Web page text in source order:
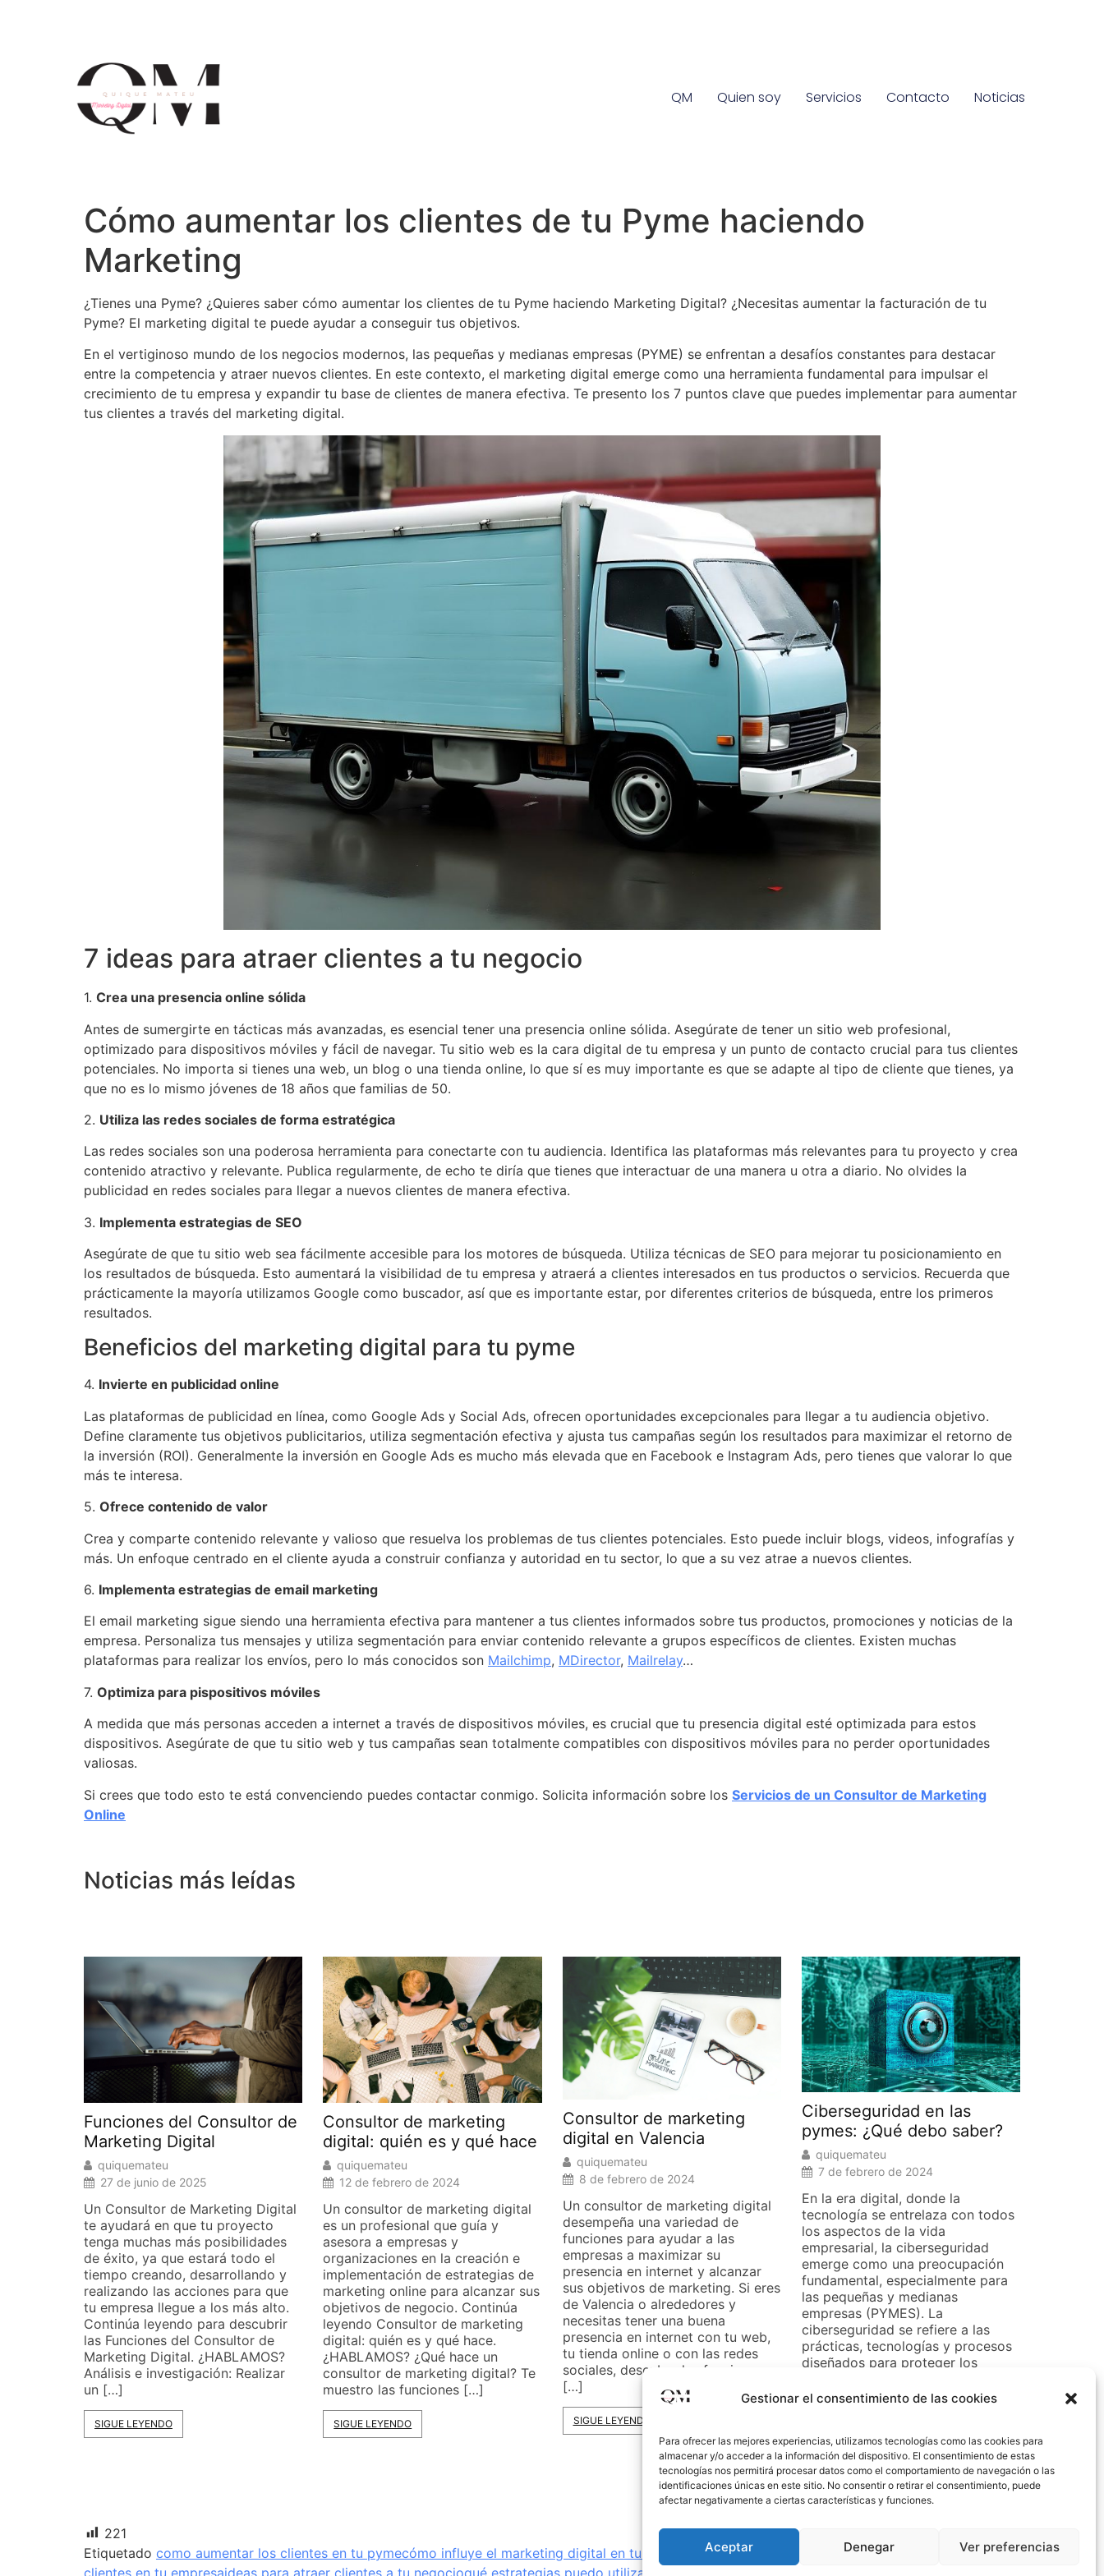
Gestionar el consentimiento de las cookies
Para ofrecer las mejores experiencias, utilizamos tecnologías como las cookies para
almacenar y/o acceder a la información del dispositivo. El consentimiento de estas
tecnologías nos permitirá procesar datos como el comportamiento de navegación o las
identificaciones únicas en este sitio. No consentir o retirar el consentimiento, puede
afectar negativamente a ciertas características y funciones.
Aceptar Denegar Ver preferencias
QM Quien soy Servicios Contacto Noticias
Cómo aumentar los clientes de tu Pyme haciendo
Marketing
¿Tienes una Pyme? ¿Quieres saber cómo aumentar los clientes de tu Pyme haciendo Marketing Digital? ¿Necesitas aumentar la facturación de tu
Pyme? El marketing digital te puede ayudar a conseguir tus objetivos.
En el vertiginoso mundo de los negocios modernos, las pequeñas y medianas empresas (PYME) se enfrentan a desafíos constantes para destacar
entre la competencia y atraer nuevos clientes. En este contexto, el marketing digital emerge como una herramienta fundamental para impulsar el
crecimiento de tu empresa y expandir tu base de clientes de manera efectiva. Te presento los 7 puntos clave que puedes implementar para aumentar
tus clientes a través del marketing digital.
7 ideas para atraer clientes a tu negocio
1. Crea una presencia online sólida
Antes de sumergirte en tácticas más avanzadas, es esencial tener una presencia online sólida. Asegúrate de tener un sitio web profesional,
optimizado para dispositivos móviles y fácil de navegar. Tu sitio web es la cara digital de tu empresa y un punto de contacto crucial para tus clientes
potenciales. No importa si tienes una web, un blog o una tienda online, lo que sí es muy importante es que se adapte al tipo de cliente que tienes, ya
que no es lo mismo jóvenes de 18 años que familias de 50.
2. Utiliza las redes sociales de forma estratégica
Las redes sociales son una poderosa herramienta para conectarte con tu audiencia. Identifica las plataformas más relevantes para tu proyecto y crea
contenido atractivo y relevante. Publica regularmente, de echo te diría que tienes que interactuar de una manera u otra a diario. No olvides la
publicidad en redes sociales para llegar a nuevos clientes de manera efectiva.
3. Implementa estrategias de SEO
Asegúrate de que tu sitio web sea fácilmente accesible para los motores de búsqueda. Utiliza técnicas de SEO para mejorar tu posicionamiento en
los resultados de búsqueda. Esto aumentará la visibilidad de tu empresa y atraerá a clientes interesados en tus productos o servicios. Recuerda que
prácticamente la mayoría utilizamos Google como buscador, así que es importante estar, por diferentes criterios de búsqueda, entre los primeros
resultados.
Beneficios del marketing digital para tu pyme
4. Invierte en publicidad online
Las plataformas de publicidad en línea, como Google Ads y Social Ads, ofrecen oportunidades excepcionales para llegar a tu audiencia objetivo.
Define claramente tus objetivos publicitarios, utiliza segmentación efectiva y ajusta tus campañas según los resultados para maximizar el retorno de
la inversión (ROI). Generalmente la inversión en Google Ads es mucho más elevada que en Facebook e Instagram Ads, pero tienes que valorar lo que
más te interesa.
5. Ofrece contenido de valor
Crea y comparte contenido relevante y valioso que resuelva los problemas de tus clientes potenciales. Esto puede incluir blogs, videos, infografías y
más. Un enfoque centrado en el cliente ayuda a construir confianza y autoridad en tu sector, lo que a su vez atrae a nuevos clientes.
6. Implementa estrategias de email marketing
El email marketing sigue siendo una herramienta efectiva para mantener a tus clientes informados sobre tus productos, promociones y noticias de la
empresa. Personaliza tus mensajes y utiliza segmentación para enviar contenido relevante a grupos específicos de clientes. Existen muchas
plataformas para realizar los envíos, pero lo más conocidos son Mailchimp, MDirector, Mailrelay…
7. Optimiza para pispositivos móviles
A medida que más personas acceden a internet a través de dispositivos móviles, es crucial que tu presencia digital esté optimizada para estos
dispositivos. Asegúrate de que tu sitio web y tus campañas sean totalmente compatibles con dispositivos móviles para no perder oportunidades
valiosas.
Si crees que todo esto te está convenciendo puedes contactar conmigo. Solicita información sobre los Servicios de un Consultor de Marketing
Online
Noticias más leídas
Funciones del Consultor de
Marketing Digital
quiquemateu
27 de junio de 2025
Un Consultor de Marketing Digital
te ayudará en que tu proyecto
tenga muchas más posibilidades
de éxito, ya que estará todo el
tiempo creando, desarrollando y
realizando las acciones para que
tu empresa llegue a los más alto.
Continúa leyendo para descubrir
las Funciones del Consultor de
Marketing Digital. ¿HABLAMOS?
Análisis e investigación: Realizar
un […]
SIGUE LEYENDO
Consultor de marketing
digital: quién es y qué hace
quiquemateu
12 de febrero de 2024
Un consultor de marketing digital
es un profesional que guía y
asesora a empresas y
organizaciones en la creación e
implementación de estrategias de
marketing online para alcanzar sus
objetivos de negocio. Continúa
leyendo Consultor de marketing
digital: quién es y qué hace.
¿HABLAMOS? ¿Qué hace un
consultor de marketing digital? Te
muestro las funciones […]
SIGUE LEYENDO
Consultor de marketing
digital en Valencia
quiquemateu
8 de febrero de 2024
Un consultor de marketing digital
desempeña una variedad de
funciones para ayudar a las
empresas a maximizar su
presencia en internet y alcanzar
sus objetivos de marketing. Si eres
de Valencia o alrededores y
necesitas tener una buena
presencia en internet con tu web,
tu tienda online o con las redes
sociales, descubre las funciones
[…]
SIGUE LEYENDO
Ciberseguridad en las
pymes: ¿Qué debo saber?
quiquemateu
7 de febrero de 2024
En la era digital, donde la
tecnología se entrelaza con todos
los aspectos de la vida
empresarial, la ciberseguridad
emerge como una preocupación
fundamental, especialmente para
las pequeñas y medianas
empresas (PYMES). La
ciberseguridad se refiere a las
prácticas, tecnologías y procesos
diseñados para proteger los
ataques cibernéticos maliciosos.
SIGUE LEYENDO
221
Etiquetado como aumentar los clientes en tu pymecómo influye el marketing digital en tu pyme cómo llegar a más clientes por medios digitales crecer
clientes en tu empresaideas para atraer clientes a tu negocioqué estrategias puedo utilizar para atraer más clientes